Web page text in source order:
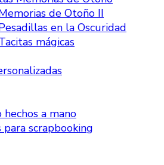
de Otoño II
en la Oscuridad
mágicas
a mano
scrapbooking